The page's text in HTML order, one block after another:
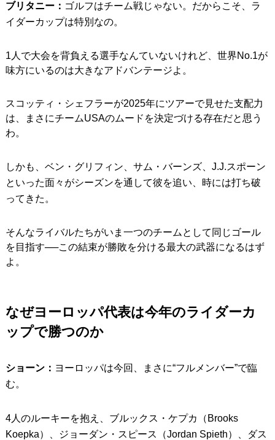
ブリタニー： ゴルフはチーム戦じゃない。だからこそ、ラ
イダーカップは特別なの。
1人で大会を背負える選手なんていないけれど、世界No.1が
味方にいるのは大きなアドバンテージよ。
スコッティ・シェフラーが2025年にツアーで見せた支配力
は、まさにチームUSAのムードを決定づける存在だと思う
わ。
しかも、ベン・グリフィン、サム・バーンズ、J.J.スポーン
といった面々がシーズンを通して彼を追い、時には打ち破
ってきた。
そんなライバルたちがいま一つのチームとして同じゴール
を目指す──この結束が勝敗を分ける最大の武器になるはず
よ。
なぜヨーロッパ代表は今年のライダーカ
ップで勝つのか
ショーン： ヨーロッパは今回、まさに“フルメンバー”で臨
む。
4人のルーキーを抱え、ブルックス・ケプカ（Brooks
Koepka）、ジョーダン・スピース（Jordan Spieth）、ダス